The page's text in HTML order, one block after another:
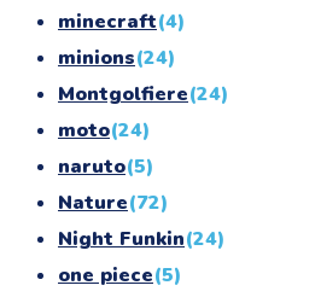
minecraft(4)
minions(24)
Montgolfiere(24)
moto(24)
naruto(5)
Nature(72)
Night Funkin(24)
one piece(5)